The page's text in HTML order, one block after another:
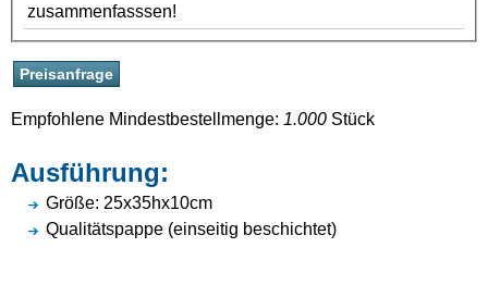
zusammenfasssen!
Empfohlene Mindestbestellmenge: 1.000 Stück
Ausführung:
Größe: 25x35hx10cm
Qualitätspappe (einseitig beschichtet)